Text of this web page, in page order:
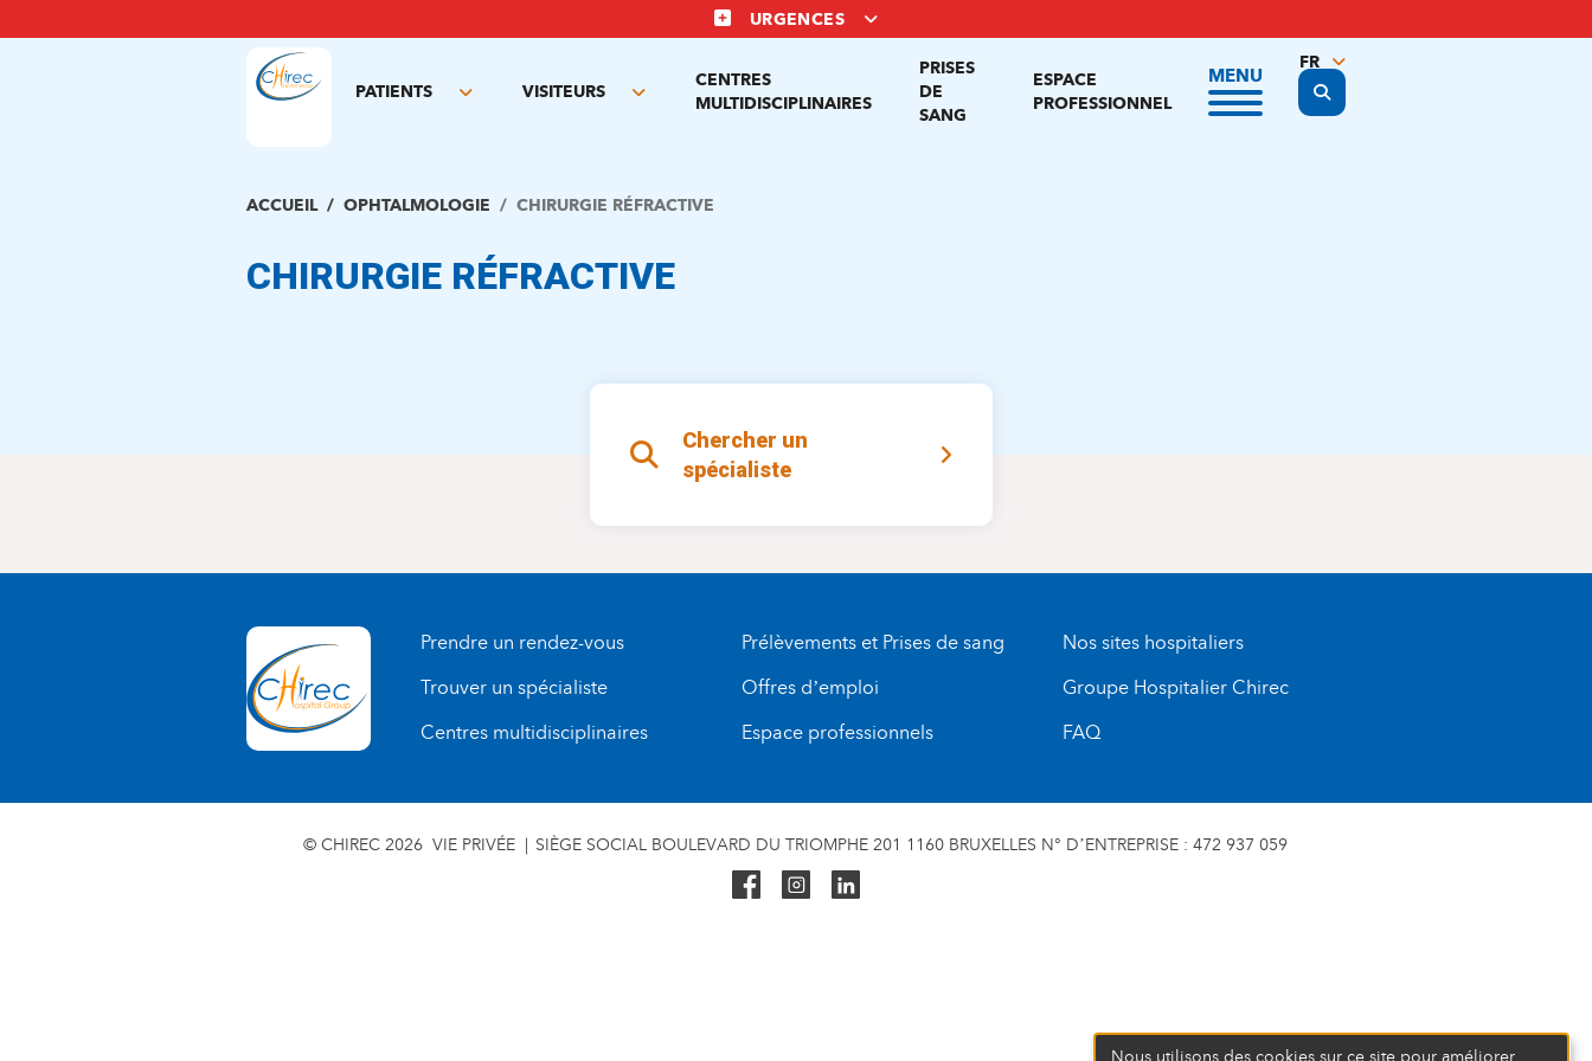
au
URGENCES
PATIENTS
Toggle
VISITEURS
Toggle
CENTRES
MULTIDISCIPLINAIRES
PRISES
DE
SANG
ESPACE
PROFESSIONNEL
MENU
Display the search form
FR
NL
EN
ACCUEIL OPHTALMOLOGIE CHIRURGIE RÉFRACTIVE
CHIRURGIE RÉFRACTIVE
Chercher un
spécialiste
Prendre un rendez-vous
Trouver un spécialiste
Centres multidisciplinaires
Prélèvements et Prises de sang
Offres d’emploi
Espace professionnels
Nos sites hospitaliers
Groupe Hospitalier Chirec
FAQ
© CHIREC 2026 VIE PRIVÉE SIÈGE SOCIAL BOULEVARD DU TRIOMPHE 201 1160 BRUXELLES N° D’ENTREPRISE : 472 937 059
Nous utilisons des cookies sur ce site pour améliorer